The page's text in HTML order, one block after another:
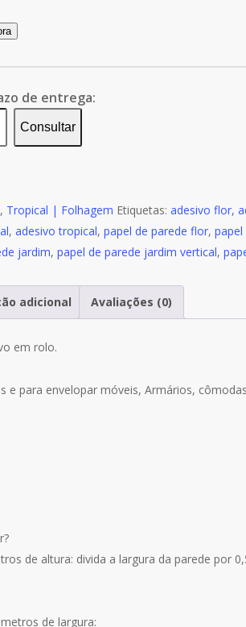
de entrega:
Consultar
, Tropical | Folhagem Etiquetas: adesivo flor,
, adesivo tropical, papel de parede flor,
jardim, papel de parede jardim vertical,
adicional Avaliações (0)
em rolo.
e para envelopar móveis, Armários,
de altura: divida a largura da parede por
de largura: